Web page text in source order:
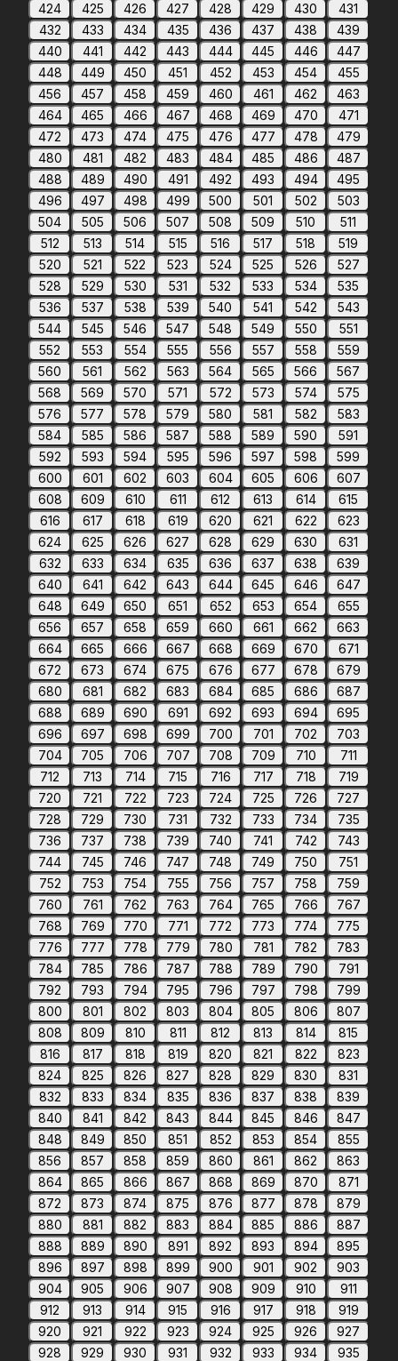
424 425 426 427 428 429 430
431
432
433 434 435 436 437 438
439
440
441 442 443 444 445 446
447
448
449 450 451 452 453 454
455
456
457 458 459 460 461 462
463
464
465 466 467 468 469 470
471
472
473 474 475 476 477 478
479
480
481 482 483 484 485 486
487
488
489 490 491 492 493 494
495
496
497 498 499 500 501 502
503
504
505 506 507 508 509 510
511
512
513 514 515 516 517 518
519
520
521 522 523 524 525 526
527
528
529 530 531 532 533 534
535
536
537 538 539 540 541 542
543
544
545 546 547 548 549 550
551
552
553 554 555 556 557 558
559
560
561 562 563 564 565 566
567
568
569 570 571 572 573 574
575
576
577 578 579 580 581 582
583
584
585 586 587 588 589 590
591
592
593 594 595 596 597 598
599
600
601 602 603 604 605 606
607
608
609 610 611 612 613 614
615
616
617 618 619 620 621 622
623
624
625 626 627 628 629 630
631
632
633 634 635 636 637 638
639
640
641 642 643 644 645 646
647
648
649 650 651 652 653 654
655
656
657 658 659 660 661 662
663
664
665 666 667 668 669 670
671
672
673 674 675 676 677 678
679
680
681 682 683 684 685 686
687
688
689 690 691 692 693 694
695
696
697 698 699 700 701 702
703
704
705 706 707 708 709 710
711
712
713 714 715 716 717 718
719
720
721 722 723 724 725 726
727
728
729 730 731 732 733 734
735
736
737 738 739 740 741 742
743
744
745 746 747 748 749 750
751
752
753 754 755 756 757 758
759
760
761 762 763 764 765 766
767
768
769 770 771 772 773 774
775
776
777 778 779 780 781 782
783
784
785 786 787 788 789 790
791
792
793 794 795 796 797 798
799
800
801 802 803 804 805 806
807
808
809 810 811 812 813 814
815
816
817 818 819 820 821 822
823
824
825 826 827 828 829 830
831
832
833 834 835 836 837 838
839
840
841 842 843 844 845 846
847
848
849 850 851 852 853 854
855
856
857 858 859 860 861 862
863
864
865 866 867 868 869 870
871
872
873 874 875 876 877 878
879
880
881 882 883 884 885 886
887
888
889 890 891 892 893 894
895
896
897 898 899 900 901 902
903
904
905 906 907 908 909 910
911
912
913 914 915 916 917 918
919
920
921 922 923 924 925 926
927
928
929 930 931 932 933 934
935